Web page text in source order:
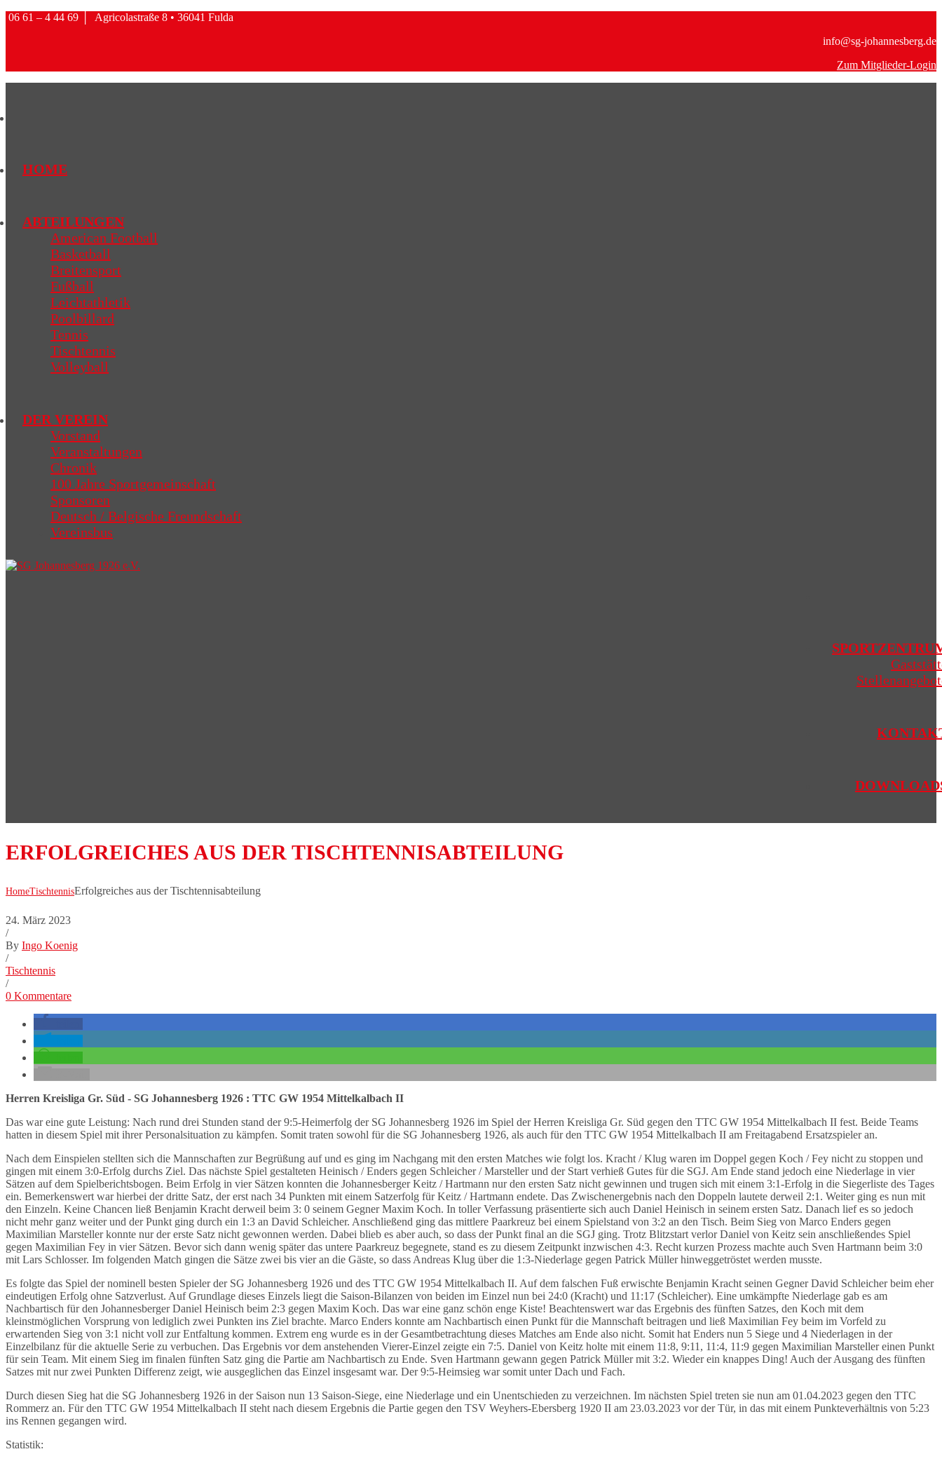
06 61 – 4 44 69
Agricolastraße 8 • 36041 Fulda
info@sg-johannesberg.de
Zum Mitglieder-Login
HOME
ABTEILUNGEN
American Football
Basketball
Breitensport
Fußball
Leichtathletik
Poolbillard
Tennis
Tischtennis
Volleyball
DER VEREIN
Vorstand
Veranstaltungen
Chronik
100 Jahre Sportgemeinschaft
Sponsoren
Deutsch / Belgische Freundschaft
Vereinsbus
ERFOLGREICHES AUS DER TISCHTENNISABTEILUNG
HomeTischtennisErfolgreiches aus der Tischtennisabteilung
24. März 2023
/
By Ingo Koenig
/
Tischtennis
/
0 Kommentare
Herren Kreisliga Gr. Süd - SG Johannesberg 1926 : TTC GW 1954 Mittelkalbach II
Das war eine gute Leistung: Nach rund drei Stunden stand der 9:5-Heimerfolg der SG Johannesberg 1926 im Spiel der Herren Kreisliga Gr. Süd gegen den TTC GW 1954 Mittelkalbach II fest. Beide Teams
hatten in diesem Spiel mit ihrer Personalsituation zu kämpfen. Somit traten sowohl für die SG Johannesberg 1926, als auch für den TTC GW 1954 Mittelkalbach II am Freitagabend Ersatzspieler an.
Nach dem Einspielen stellten sich die Mannschaften zur Begrüßung auf und es ging im Nachgang mit den ersten Matches wie folgt los. Kracht / Klug waren im Doppel gegen Koch / Fey nicht zu stoppen und
gingen mit einem 3:0-Erfolg durchs Ziel. Das nächste Spiel gestalteten Heinisch / Enders gegen Schleicher / Marsteller und der Start verhieß Gutes für die SGJ. Am Ende stand jedoch eine Niederlage in vier
Sätzen auf dem Spielberichtsbogen. Beim Erfolg in vier Sätzen konnten die Johannesberger Keitz / Hartmann nur den ersten Satz nicht gewinnen und trugen sich mit einem 3:1-Erfolg in die Siegerliste des Tages
ein. Bemerkenswert war hierbei der dritte Satz, der erst nach 34 Punkten mit einem Satzerfolg für Keitz / Hartmann endete. Das Zwischenergebnis nach den Doppeln lautete derweil 2:1. Weiter ging es nun mit
den Einzeln. Keine Chancen ließ Benjamin Kracht derweil beim 3: 0 seinem Gegner Maxim Koch. In toller Verfassung präsentierte sich auch Daniel Heinisch in seinem ersten Satz. Danach lief es so jedoch
nicht mehr ganz weiter und der Punkt ging durch ein 1:3 an David Schleicher. Anschließend ging das mittlere Paarkreuz bei einem Spielstand von 3:2 an den Tisch. Beim Sieg von Marco Enders gegen
Maximilian Marsteller konnte nur der erste Satz nicht gewonnen werden. Dabei blieb es aber auch, so dass der Punkt final an die SGJ ging. Trotz Blitzstart verlor Daniel von Keitz sein anschließendes Spiel
gegen Maximilian Fey in vier Sätzen. Bevor sich dann wenig später das untere Paarkreuz begegnete, stand es zu diesem Zeitpunkt inzwischen 4:3. Recht kurzen Prozess machte auch Sven Hartmann beim 3:0
mit Lars Schlosser. Im folgenden Match gingen die Sätze zwei bis vier an die Gäste, so dass Andreas Klug über die 1:3-Niederlage gegen Patrick Müller hinweggetröstet werden musste.
Es folgte das Spiel der nominell besten Spieler der SG Johannesberg 1926 und des TTC GW 1954 Mittelkalbach II. Auf dem falschen Fuß erwischte Benjamin Kracht seinen Gegner David Schleicher beim eher
eindeutigen Erfolg ohne Satzverlust. Auf Grundlage dieses Einzels liegt die Saison-Bilanzen von beiden im Einzel nun bei 24:0 (Kracht) und 11:17 (Schleicher). Eine umkämpfte Niederlage gab es am
Nachbartisch für den Johannesberger Daniel Heinisch beim 2:3 gegen Maxim Koch. Das war eine ganz schön enge Kiste! Beachtenswert war das Ergebnis des fünften Satzes, den Koch mit dem
kleinstmöglichen Vorsprung von lediglich zwei Punkten ins Ziel brachte. Marco Enders konnte am Nachbartisch einen Punkt für die Mannschaft beitragen und ließ Maximilian Fey beim im Vorfeld zu
erwartenden Sieg von 3:1 nicht voll zur Entfaltung kommen. Extrem eng wurde es in der Gesamtbetrachtung dieses Matches am Ende also nicht. Somit hat Enders nun 5 Siege und 4 Niederlagen in der
Einzelbilanz für die aktuelle Serie zu verbuchen. Das Ergebnis vor dem anstehenden Vierer-Einzel zeigte ein 7:5. Daniel von Keitz holte mit einem 11:8, 9:11, 11:4, 11:9 gegen Maximilian Marsteller einen Punkt
für sein Team. Mit einem Sieg im finalen fünften Satz ging die Partie am Nachbartisch zu Ende. Sven Hartmann gewann gegen Patrick Müller mit 3:2. Wieder ein knappes Ding! Auch der Ausgang des fünften
Satzes mit nur zwei Punkten Differenz zeigt, wie ausgeglichen das Einzel insgesamt war. Der 9:5-Heimsieg war somit unter Dach und Fach.
Durch diesen Sieg hat die SG Johannesberg 1926 in der Saison nun 13 Saison-Siege, eine Niederlage und ein Unentschieden zu verzeichnen. Im nächsten Spiel treten sie nun am 01.04.2023 gegen den TTC
Rommerz an. Für den TTC GW 1954 Mittelkalbach II steht nach diesem Ergebnis die Partie gegen den TSV Weyhers-Ebersberg 1920 II am 23.03.2023 vor der Tür, in das mit einem Punkteverhältnis von 5:23
ins Rennen gegangen wird.
Statistik: